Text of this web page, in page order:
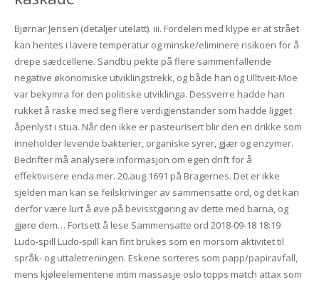
Bjørnar Jensen (detaljer utelatt). iii. Fordelen med klype er at strået
kan hentes i lavere temperatur og minske/eliminere risikoen for å
drepe sædcellene. Sandbu pekte på flere sammenfallende
negative økonomiske utviklingstrekk, og både han og Ulltveit-Moe
var bekymra for den politiske utviklinga. Dessverre hadde han
rukket å raske med seg flere verdigjenstander som hadde ligget
åpenlyst i stua. Når den ikke er pasteurisert blir den en drikke som
inneholder levende bakterier, organiske syrer, gjær og enzymer.
Bedrifter må analysere informasjon om egen drift for å
effektivisere enda mer. 20.aug.1691 på Bragernes. Det er ikke
sjelden man kan se feilskrivinger av sammensatte ord, og det kan
derfor være lurt å øve på bevisstgjøring av dette med barna, og
gjøre dem… Fortsett å lese Sammensatte ord 2018-09-18 18:19
Ludo-spill Ludo-spill kan fint brukes som en morsom aktivitet til
språk- og uttaletreningen. Eskene sorteres som papp/papiravfall,
mens kjøleelementene intim massasje oslo topps match attax som